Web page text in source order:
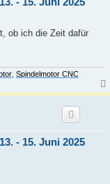
ob ich die Zeit dafür
Spindelmotor CNC
- 15. Juni 2025